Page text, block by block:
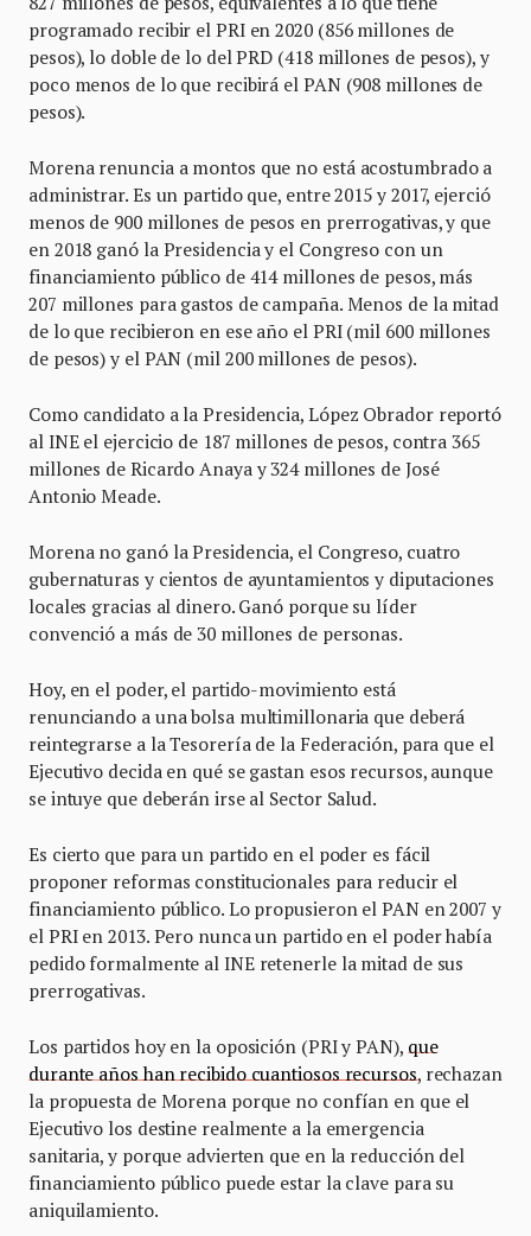
programado recibir el PRI en 2020 (856 millones de
pesos), lo doble de lo del PRD (418 millones de pesos), y
poco menos de lo que recibirá el PAN (908 millones de
pesos).
Morena renuncia a montos que no está acostumbrado a
administrar. Es un partido que, entre 2015 y 2017, ejerció
menos de 900 millones de pesos en prerrogativas, y que
en 2018 ganó la Presidencia y el Congreso con un
financiamiento público de 414 millones de pesos, más
207 millones para gastos de campaña. Menos de la mitad
de lo que recibieron en ese año el PRI (mil 600 millones
de pesos) y el PAN (mil 200 millones de pesos).
Como candidato a la Presidencia, López Obrador reportó
al INE el ejercicio de 187 millones de pesos, contra 365
millones de Ricardo Anaya y 324 millones de José
Antonio Meade.
Morena no ganó la Presidencia, el Congreso, cuatro
gubernaturas y cientos de ayuntamientos y diputaciones
locales gracias al dinero. Ganó porque su líder
convenció a más de 30 millones de personas.
Hoy, en el poder, el partido-movimiento está
renunciando a una bolsa multimillonaria que deberá
reintegrarse a la Tesorería de la Federación, para que el
Ejecutivo decida en qué se gastan esos recursos, aunque
se intuye que deberán irse al Sector Salud.
Es cierto que para un partido en el poder es fácil
proponer reformas constitucionales para reducir el
financiamiento público. Lo propusieron el PAN en 2007 y
el PRI en 2013. Pero nunca un partido en el poder había
pedido formalmente al INE retenerle la mitad de sus
prerrogativas.
Los partidos hoy en la oposición (PRI y PAN), que
durante años han recibido cuantiosos recursos, rechazan
la propuesta de Morena porque no confían en que el
Ejecutivo los destine realmente a la emergencia
sanitaria, y porque advierten que en la reducción del
financiamiento público puede estar la clave para su
aniquilamiento.